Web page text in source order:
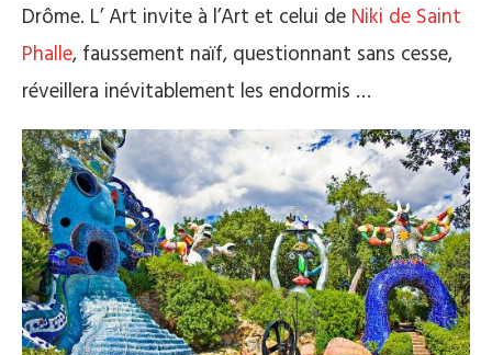
Drôme. L’ Art invite à l’Art et celui de Niki de Saint
Phalle, faussement naïf, questionnant sans cesse,
réveillera inévitablement les endormis …